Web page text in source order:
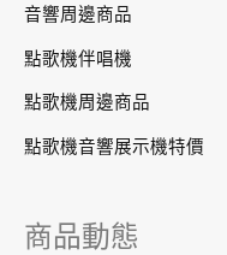
音響周邊商品
點歌機伴唱機
點歌機周邊商品
點歌機音響展示機特價
商品動態